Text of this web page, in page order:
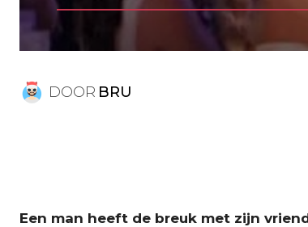
DOOR BRU
Een man heeft de breuk met zijn